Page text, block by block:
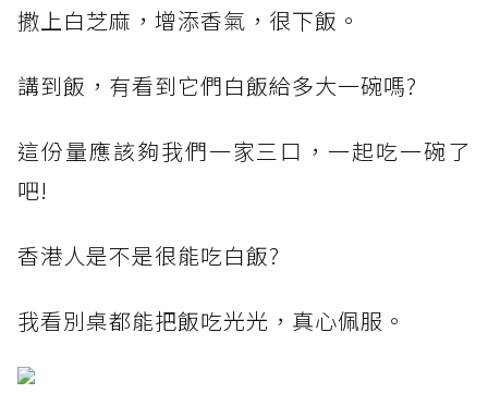
撒上白芝麻，增添香氣，很下飯。
講到飯，有看到它們白飯給多大一碗嗎?
這份量應該夠我們一家三口，一起吃一碗了
吧!
香港人是不是很能吃白飯?
我看別桌都能把飯吃光光，真心佩服。